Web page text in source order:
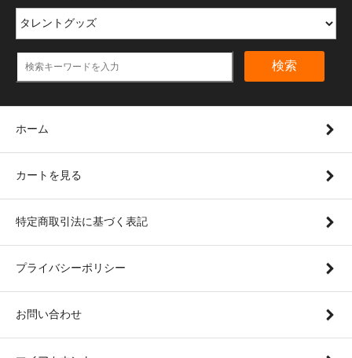
検索
ホーム
カートを見る
特定商取引法に基づく表記
プライバシーポリシー
お問い合わせ